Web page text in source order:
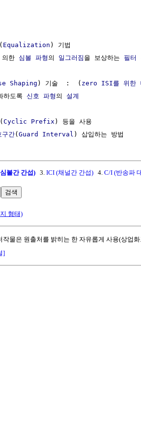
( Equalization ) 기법
한 심볼 파형 의 일그러짐 을 보상하는 필터
Shaping) 기술  :  ( zero ISI를 위한
하도록
신호 파형 의 설계
Cyclic Prefix ) 등을 사용
구간(Guard Interval
볼간 간섭) 3. ICI (채널간 간섭) 4. C/I (반송파
검색
형태)
작물은 원출처를 밝히는 한 자유롭게 사용(상업
]